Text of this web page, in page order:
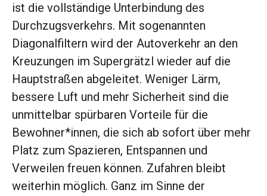
ist die vollständige Unterbindung des
Durchzugsverkehrs. Mit sogenannten
Diagonalfiltern wird der Autoverkehr an den
Kreuzungen im Supergrätzl wieder auf die
Hauptstraßen abgeleitet. Weniger Lärm,
bessere Luft und mehr Sicherheit sind die
unmittelbar spürbaren Vorteile für die
Bewohner*innen, die sich ab sofort über mehr
Platz zum Spazieren, Entspannen und
Verweilen freuen können. Zufahren bleibt
weiterhin möglich. Ganz im Sinne der